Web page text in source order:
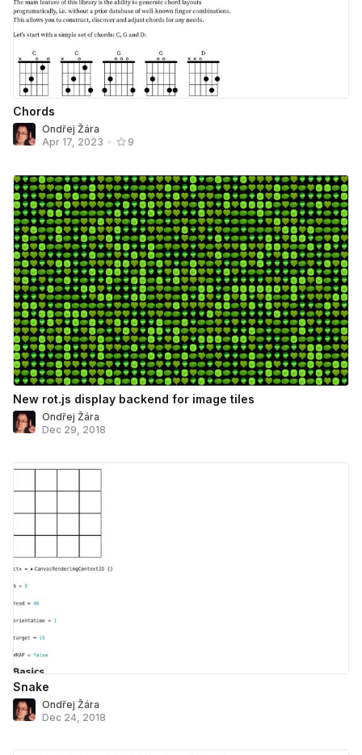
Chords
Ondřej Žára
Apr 17, 2023 • 9
New rot.js display backend for image tiles
Ondřej Žára
Dec 29, 2018
Snake
Ondřej Žára
Dec 24, 2018